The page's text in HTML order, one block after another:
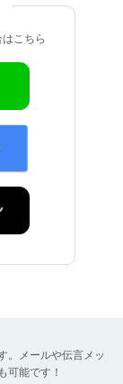
こちら
。メールや伝言メッ
可能です！